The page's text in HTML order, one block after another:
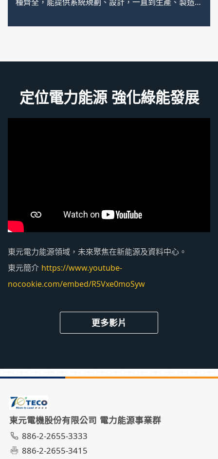
高信賴度等之最佳服務等特點，深受廣大用戶的喜愛與
讚。
自動警報並停機，以確保人員安全。
定位電力能源 強化綠能發展
東元電力能源領域，未來聚焦在新能源及資料中心。
東元簡介 https://www.youtube-
nocookie.com/embed/R5Vxe0moSyw
更多影片
東元電機股份有限公司 電力能源事業群
886-2-2655-3333
886-2-2655-3415